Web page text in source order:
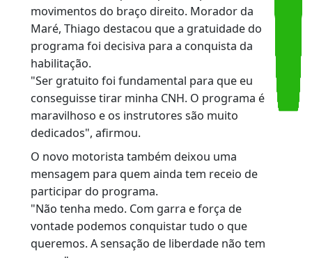
Para chegar ao exame prático, os candidatos
cumpriram as aulas teóricas por meio do
aplicativo CNH do Brasil e foram aprovados no
exame teórico. Em seguida, realizaram 20
horas de aulas práticas, ministradas por
instrutores da Escola Pública de Trânsito (EPT)
do Detran RJ, também no Posto Detran
Outro aprovado foi Thiago Barbosa. Após
sofrer um acidente de mototáxi, há três anos,
ele ficou com sequelas que comprometeram
movimentos do braço direito. Morador da
Maré, Thiago destacou que a gratuidade do